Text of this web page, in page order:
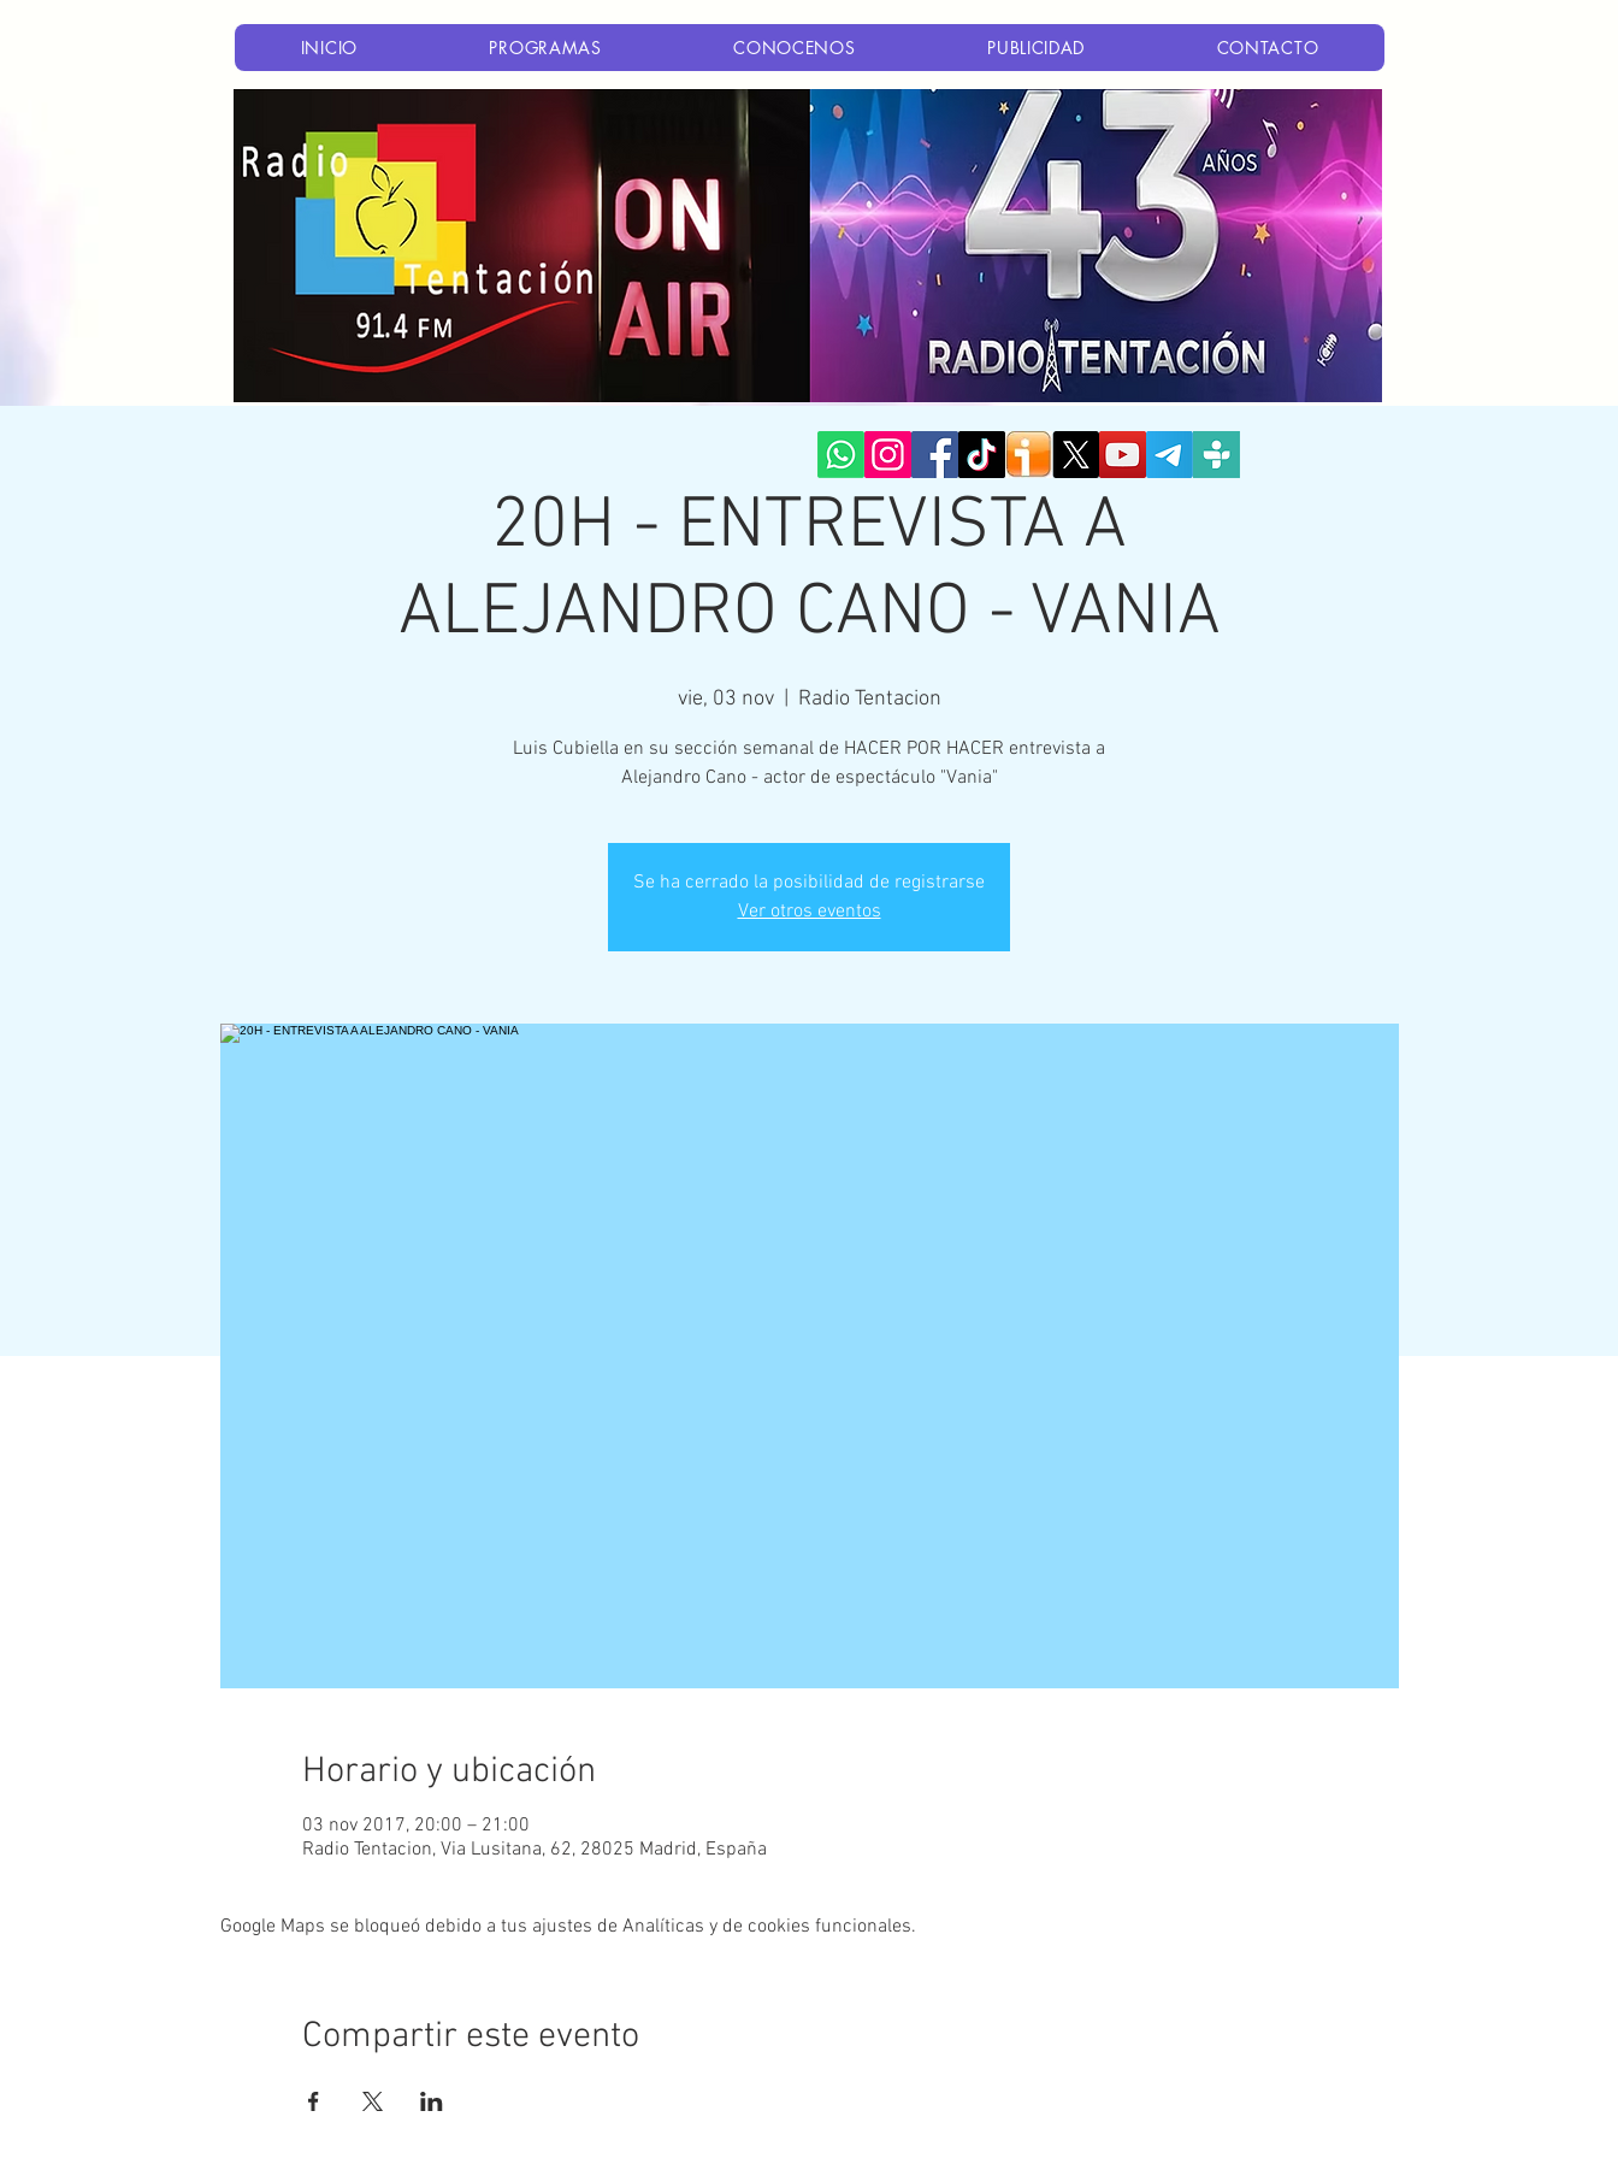
INICIO PROGRAMAS CONOCENOS PUBLICIDAD CONTACTO
20H - ENTREVISTA A
ALEJANDRO CANO - VANIA
vie, 03 nov
  |
Radio Tentacion
Luis Cubiella en su sección semanal de HACER POR HACER entrevista a
Alejandro Cano - actor de espectáculo "Vania"
Se ha cerrado la posibilidad de registrarse
Ver otros eventos
Horario y ubicación
03 nov 2017, 20:00 – 21:00
Radio Tentacion, Via Lusitana, 62, 28025 Madrid, España
Google Maps se bloqueó debido a tus ajustes de Analíticas y de cookies funcionales.
Compartir este evento